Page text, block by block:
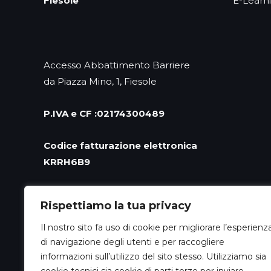
Rispettiamo la tua privacy
Il nostro sito fa uso di cookie per migliorare
di navigazione degli utenti e per raccogliere
informazioni sull’utilizzo del sito stesso. Utilizziamo sia
Accesso Abbattimento Barriere
da Piazza Mino, 1, Fiesole
P.IVA e CF :02174300489
Codice fatturazione elettronica
KRRH6B9
Tel centralino +39 055600157
Cap sociale €30,000 I.V.